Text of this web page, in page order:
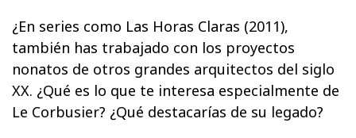
¿En series como Las Horas Claras (2011),
también has trabajado con los proyectos
nonatos de otros grandes arquitectos del siglo
XX. ¿Qué es lo que te interesa especialmente de
Le Corbusier? ¿Qué destacarías de su legado?